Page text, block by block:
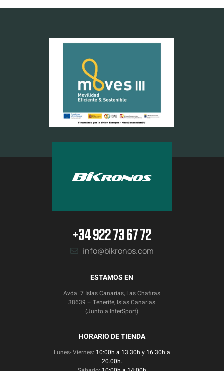
+34 922 73 67 72
info@bikronos.com
ESTAMOS EN
Avda. 7 Islas Canarias, Las Chafiras
38639 – Tenerife, Islas Canarias
(Junto a InterSport)
HORARIO DE TIENDA
Lunes- Viernes: 10:00h a 13.30h y 16.30h a
20.00h.